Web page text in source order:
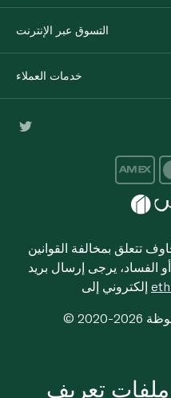
التسوق عبر الإنترنت
خدمات العملاء
تتعلق بمخالفة القوانين
أو الفساد، يرجى إرسال بريد
تعريف